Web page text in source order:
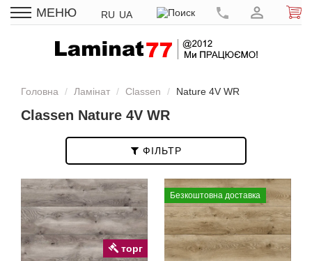
МЕНЮ RU UA
Головна Ламінат Classen Nature 4V WR
Classen Nature 4V WR
ФІЛЬТР
торг
Безкоштовна доставка